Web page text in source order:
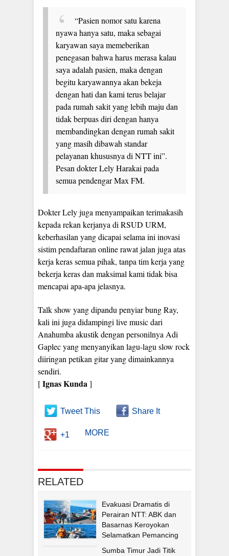
“Pasien nomor satu karena
nyawa hanya satu, maka sebagai
karyawan saya memeberikan
penegasan bahwa harus merasa kalau
saya adalah pasien, maka dengan
begitu karyawannya akan bekeja
dengan hati dan kami terus belajar
pada rumah sakit yang lebih maju dan
tidak berpuas diri dengan hanya
membandingkan dengan rumah sakit
yang masih dibawah standar
pelayanan khususnya di NTT ini”.
Pesan dokter Lely Harakai pada
semua pendengar Max FM.
Dokter Lely juga menyampaikan terimakasih
kepada rekan kerjanya di RSUD URM,
keberhasilan yang dicapai selama ini inovasi
sistim pendaftaran online rawat jalan juga atas
kerja keras semua pihak, tanpa tim kerja yang
bekerja keras dan maksimal kami tidak bisa
mencapai apa-apa jelasnya.
Talk show yang dipandu penyiar bung Ray,
kali ini juga didampingi live music dari
Anahumba akustik dengan personilnya Adi
Gaplec yang menyanyikan lagu-lagu slow rock
diiringan petikan gitar yang dimainkannya
sendiri.
[Ignas Kunda]
Tweet This Share It
+1 MORE
RELATED
Evakuasi Dramatis di
Perairan NTT: ABK dan
Basarnas Keroyokan
Selamatkan Pemancing
Sumba Timur Jadi Titik